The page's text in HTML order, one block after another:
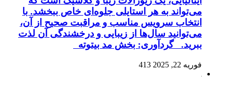
می‌تواند به هر استایلی جلوه‌ای خاص ببخشد. با
انتخاب سرویس مناسب و مراقبت صحیح از آن،
می‌توانید سال‌ها از زیبایی و درخشندگی آن لذت
ببرید. گردآوری: بخش مد بیتوته
فوریه 22, 2025 413